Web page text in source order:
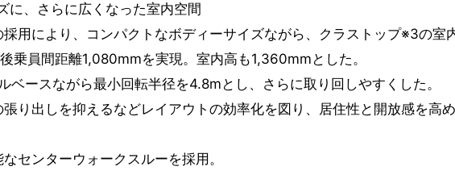
に、さらに広くなった室内空間
用により、コンパクトなボディーサイズながら、クラストップ※3の室
乗員間距離1,080mmを実現。室内高も1,360mmとした。
ベースながら最小回転半径を4.8mとし、さらに取り回しやすくした。
り出しを抑えるなどレイアウトの効率化を図り、居住性と開放感を高め
センターウォークスルーを採用。